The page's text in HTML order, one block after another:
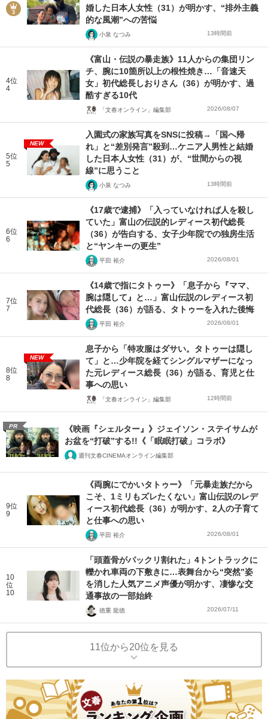
婚した日本人女性（31）が明かす、“排外主義
的な風潮”への苦悩
小泉 なつみ 13時間前
4位
4
《富山・伝説の暴走族》11人からの集団リン
チ、腕に10箇所以上の根性焼き…「音速天
女」初代総長しおりさん（36）が明かす、過
酷すぎる10代
「文春オンライン」編集部 2026/08/07
5位
5
NEW
入園式の家族写真をSNSに投稿→「国へ帰
れ」と“差別発言”殺到…ケニア人男性と結婚
した日本人女性（31）が、“世間からの視
線”に思うこと
小泉 なつみ 13時間前
6位
6
《17歳で逮捕》「入っていなければ人を殺し
ていた」富山の伝説的レディース初代総長
（36）が告白する、女子少年院での独房生活
と“ヤンキーの更生”
平田 裕介 2026/08/01
7位
7
《14歳で指にタトゥー》「息子から『ママ、
腕は隠して』と…」富山伝説のレディース初
代総長（36）が語る、タトゥーを入れた後悔
平田 裕介 2026/08/01
8位
8
NEW
息子から「特攻服はダサい。タトゥーは隠し
て」と…少年院を経てシングルマザーになっ
た元レディース総長（36）が語る、育児と仕
事への思い
「文春オンライン」編集部 12時間前
PR
《映画『シェルター』》ジェイソン・ステイサムが
お盆を“打破”する!!《「眠眠打破」コラボ》
週刊文春CINEMAオンライン編集部
9位
9
《両腕にでかいタトゥー》「元暴走族だから
こそ、1ミリもズレたくない」富山伝説のレデ
ィース初代総長（36）が明かす、2人の子育て
と仕事への思い
平田 裕介 2026/08/01
10
位
10
「頭蓋骨がパックリ割れた」4トントラックに
轢かれ車両の下敷きに…表舞台から“突然”姿
を消した人気アニメ声優が明かす、凄惨な交
通事故の一部始終
徳重 龍徳 2026/07/11
11位から20位を見る